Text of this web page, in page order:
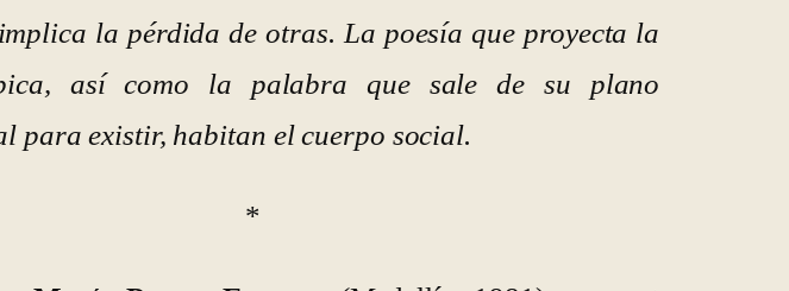
la pérdida de otras. La poesía que proyecta la
así como la palabra que sale de su plano
para existir, habitan el cuerpo social.
*